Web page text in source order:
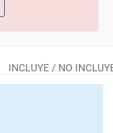
INCLUYE / NO